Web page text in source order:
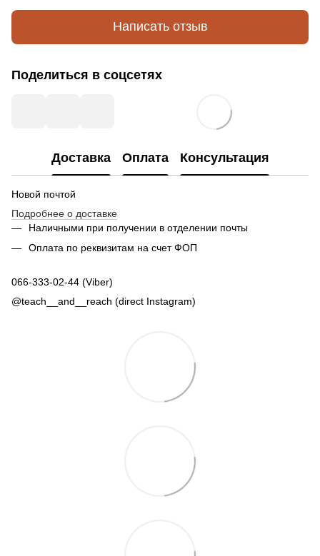
Написать отзыв
Поделиться в соцсетях
Доставка Оплата Консультация
Новой почтой
Подробнее о доставке
Наличными при получении в отделении почты
Оплата по реквизитам на счет ФОП
066-333-02-44 (Viber)
@teach__and__reach (direct Instagram)